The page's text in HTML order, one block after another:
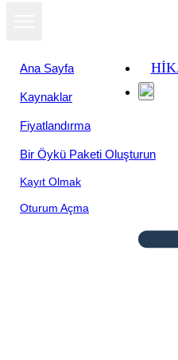
Ana Sayfa
Kaynaklar
Fiyatlandırma
Bir Öykü Paketi Oluşturun
Kayıt Olmak
Oturum Açma